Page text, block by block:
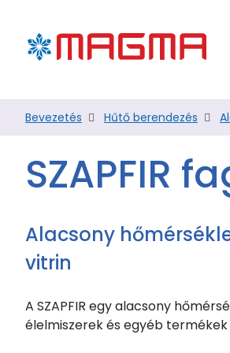
Bevezetés Hűtő berendezés
SZAPFIR
Alacsony
vitrin
A SZAPFIR egy alacsony
élelmiszerek és egyéb